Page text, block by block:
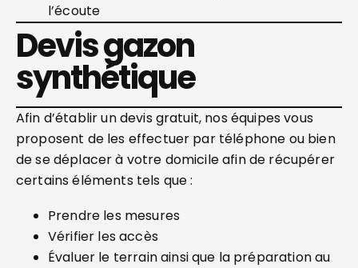
l’écoute
Devis gazon
synthétique
Afin d’établir un devis gratuit, nos équipes vous
proposent de les effectuer par téléphone ou bien
de se déplacer à votre domicile afin de récupérer
certains éléments tels que :
Prendre les mesures
Vérifier les accès
Évaluer le terrain ainsi que la préparation au